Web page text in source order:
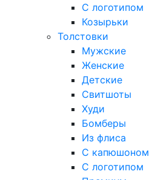
С логотипом
Козырьки
Толстовки
Мужские
Женские
Детские
Свитшоты
Худи
Бомберы
Из флиса
С капюшоном
С логотипом